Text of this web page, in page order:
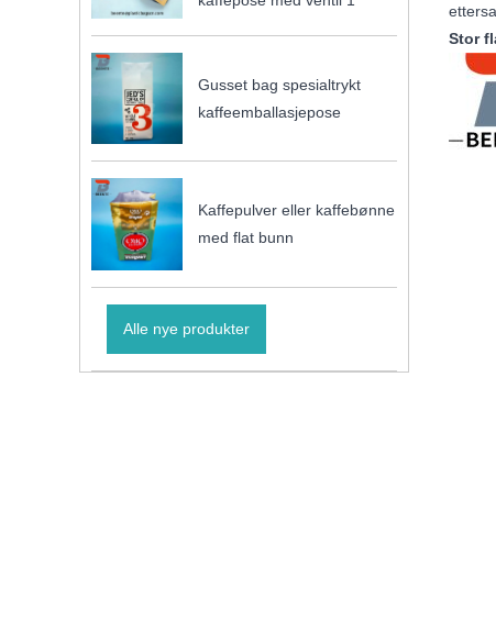
Gusset bag spesialtrykt
kaffeemballasjepose
Kaffepulver eller kaffebønne
med flat bunn
Alle nye produkter
Stor